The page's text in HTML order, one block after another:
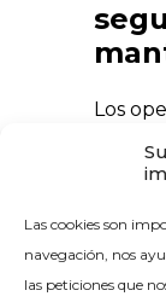
Las cookies son
navegación, nos
las peticiones que
Los
seguir